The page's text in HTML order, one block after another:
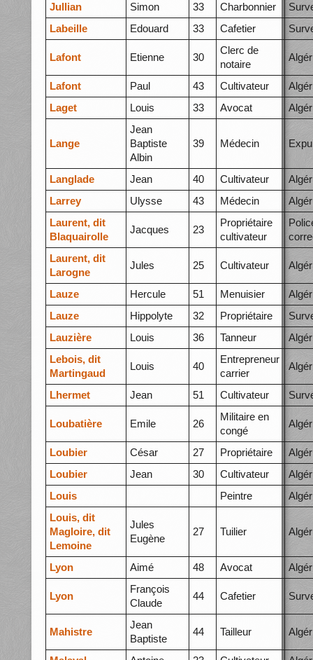
Jullian
Simon 33 Charbonnier
Labeille
Edouard 33 Cafetier
Lafont Etienne 30
Clerc de
notaire
Lafont Paul 43 Cultivateur
Laget
Louis 33 Avocat
Lange
Jean
Baptiste
Albin
39 Médecin
Langlade Jean 40 Cultivateur
Larrey
Ulysse 43 Médecin
Laurent, dit
Blaquairolle
Jacques 23
Propriétaire
cultivateur
Laurent, dit
Larogne
Jules 25 Cultivateur
Lauze Hercule 51 Menuisier
Lauze
Hippolyte 32 Propriétaire
Lauzière
Louis 36 Tanneur
Lebois, dit
Martingaud
Louis 40
Entrepreneur
carrier
Lhermet Jean 51 Cultivateur
Loubatière Emile 26
Militaire en
congé
Loubier César 27 Propriétaire
Loubier
Jean 30 Cultivateur
Louis
Peintre
Louis, dit
Magloire, dit
Lemoine
Jules
Eugène
27 Tuilier
Lyon Aimé 48 Avocat
Lyon
François
Claude
44 Cafetier
Mahistre
Jean
Baptiste
44 Tailleur